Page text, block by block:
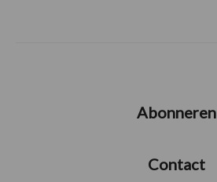
Abonneren
Contact